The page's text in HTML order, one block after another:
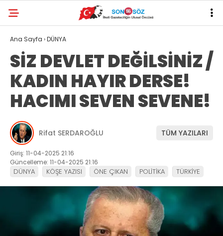
Ana Sayfa ›DÜNYA
SİZ DEVLET DEĞİLSİNİZ /
KADIN HAYIR DERSE!
HACIMI SEVEN SEVENE!
Rifat SERDAROĞLU TÜM YAZILARI
Giriş: 11-04-2025 21:16
Güncelleme: 11-04-2025 21:16
DÜNYA KÖŞE YAZISI ÖNE ÇIKAN POLİTİKA TÜRKİYE